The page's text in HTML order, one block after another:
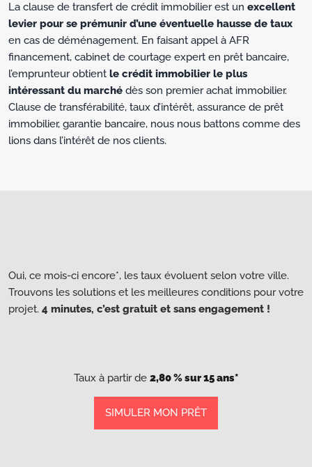
La clause de transfert de crédit immobilier est un excellent
levier pour se prémunir d’une éventuelle hausse de taux
en cas de déménagement. En faisant appel à AFR
financement, cabinet de courtage expert en prêt bancaire,
l’emprunteur obtient le crédit immobilier le plus
intéressant du marché dès son premier achat immobilier.
Clause de transférabilité, taux d’intérêt, assurance de prêt
immobilier, garantie bancaire, nous nous battons comme des
lions dans l’intérêt de nos clients.
Oui, ce mois-ci encore*, les taux évoluent selon votre ville.
Trouvons les solutions et les meilleures conditions pour votre
projet. 4 minutes, c’est gratuit et sans engagement !
Taux à partir de 2,80 % sur 15 ans*
SIMULER MON PRÊT